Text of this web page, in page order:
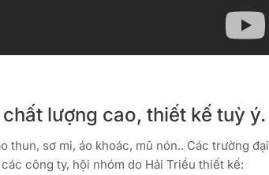
lượng cao, thiết kế tuỳ ý.
thun, sơ mi, áo khoác, mũ nón.. Các trường đại
công ty, hội nhóm do Hải Triều thiết kế: